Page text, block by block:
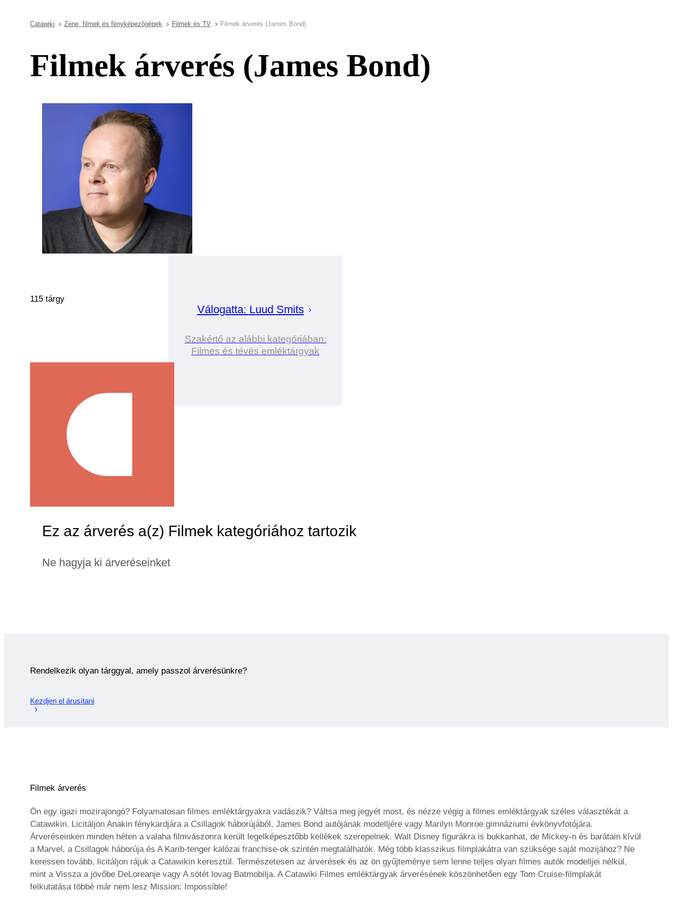
Catawiki Zene, filmek és fényképezőgépek Filmek és TV Filmek árverés (James Bond)
Filmek árverés (James Bond)
Válogatta: Luud Smits
Szakértő az alábbi kategóriában:
Filmes és tévés emléktárgyak
115 tárgy
Ez az árverés a(z) Filmek kategóriához tartozik
Ne hagyja ki árveréseinket
Rendelkezik olyan tárggyal, amely passzol árverésünkre?
Kezdjen el árusítani
Filmek árverés
Ön egy igazi mozirajongó? Folyamatosan filmes emléktárgyakra vadászik? Váltsa meg jegyét most, és nézze végig a filmes emléktárgyak széles választékát a
Catawikin. Licitáljon Anakin fénykardjára a Csillagok háborújából, James Bond autójának modelljére vagy Marilyn Monroe gimnáziumi évkönyvfotójára.
Árveréseinken minden héten a valaha filmvászonra került legelképesztőbb kellékek szerepelnek. Walt Disney figurákra is bukkanhat, de Mickey-n és barátain kívül
a Marvel, a Csillagok háborúja és A Karib-tenger kalózai franchise-ok szintén megtalálhatók. Még több klasszikus filmplakátra van szüksége saját mozijához? Ne
keressen tovább, licitáljon rájuk a Catawikin keresztül. Természetesen az árverések és az ön gyűjteménye sem lenne teljes olyan filmes autók modelljei nélkül,
mint a Vissza a jövőbe DeLoreanje vagy A sötét lovag Batmobilja. A Catawiki Filmes emléktárgyak árverésének köszönhetően egy Tom Cruise-filmplakát
felkutatása többé már nem lesz Mission: Impossible!